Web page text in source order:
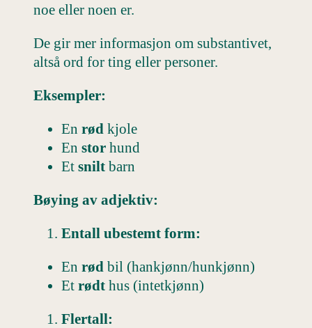
noe eller noen er.
De gir mer informasjon om substantivet,
altså ord for ting eller personer.
Eksempler:
En rød kjole
En stor hund
Et snilt barn
Bøying av adjektiv:
Entall ubestemt form:
En rød bil (hankjønn/hunkjønn)
Et rødt hus (intetkjønn)
Flertall: